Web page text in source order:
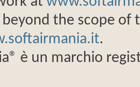
the scope of
.
è un marchio